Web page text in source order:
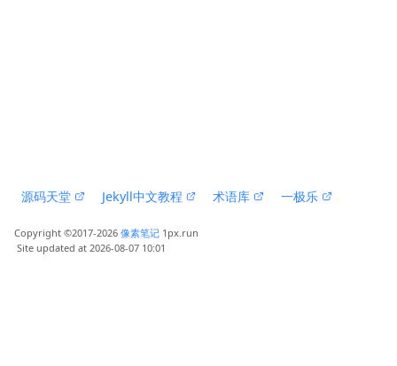
源码天堂 Jekyll中文教程 术语库 一极乐
Copyright ©2017-2026 像素笔记 1px.run
Site updated at 2026-08-07 10:01